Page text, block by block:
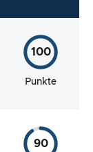
100
Punkte
90